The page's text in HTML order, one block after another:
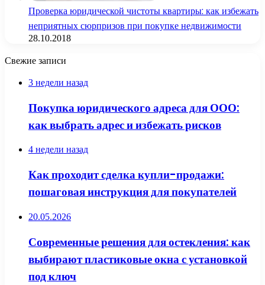
Проверка юридической чистоты квартиры: как избежать
неприятных сюрпризов при покупке недвижимости
28.10.2018
Свежие записи
3 недели назад
Покупка юридического адреса для ООО:
как выбрать адрес и избежать рисков
4 недели назад
Как проходит сделка купли-продажи:
пошаговая инструкция для покупателей
20.05.2026
Современные решения для остекления: как
выбирают пластиковые окна с установкой
под ключ